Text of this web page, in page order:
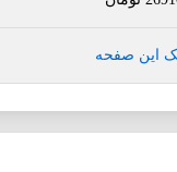
این صفحه